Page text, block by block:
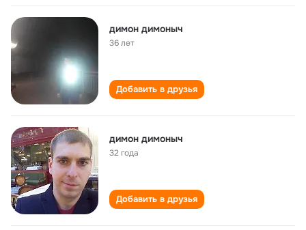
димон димоныч
36 лет
Добавить в друзья
димон димоныч
32 года
Добавить в друзья